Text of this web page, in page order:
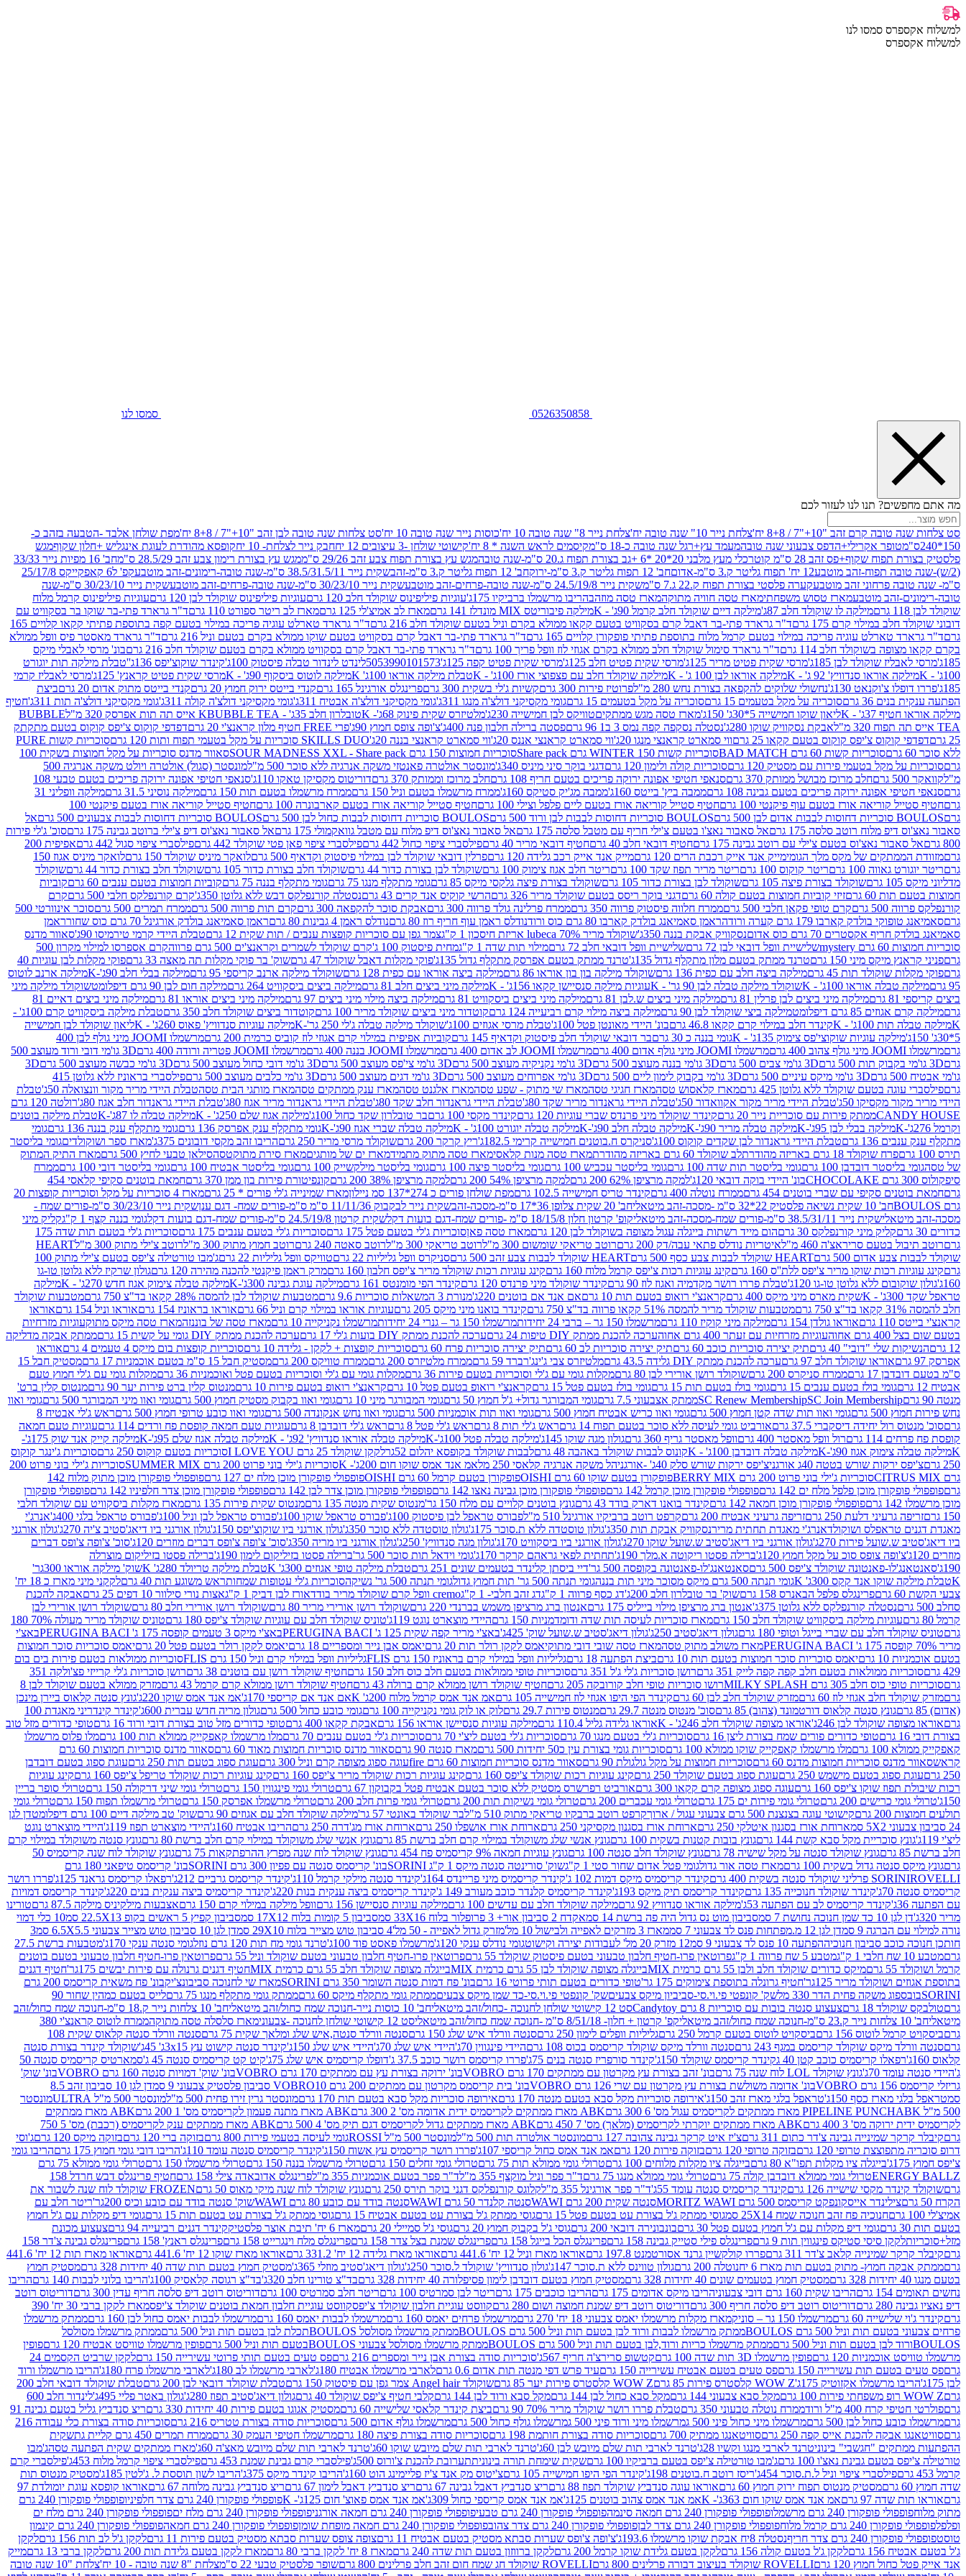
למשלוח אקספרס סמסו לנו
למשלוח אקספרס
0526350858 סמסו לנו
מה אתם מחפשים? תנו לנו לעזור לכם
סט צלחות שנה טובה קרם זהב "10+"7 / 8+8 יח' צלחת נייר 10" שנה טובה יח' צלחת נייר 8" שנה טובה 10 יח' כוסות נייר שנה טובה 10 יח' סט צלחות שנה טובה לבן זהב "10+"7 / 8+8 יח'
מפת שולחן אלבד -הטבעה בזהב כ-
150*240ס"מ
טופר אקרילי+הדפס צבעוני שנה טובהמעמד עץ+רגל שנה טובה כ-18 ס"מ קיסמים לראש השנה * 8 יח' קישוטי שולחן -3 עיצובים 12 יח חבק נייר לצלחת- 10 יח קופסא מהודרת לעוגת אינגליש +חלון שקוףמגש
פלסטיק בצורת תפוח שקוף+פס זהב 28 ס"מ קוטר
כלי מעץ מלבני 20*20 *6 +גב בצורת תפוח ג.20 ס"מ-שנה טובה מגש עץ בצורת תפוח צבע זהב 29/26 ס"מ מגש עץ בצורת רימון צבע זהב 28.5/29 ס"מ
חב' 16 מפיות נייר 33/33
(2/ש)-שנה טובה תפוח-זהב מוטבע
12 יח' תפוח גליטר ק.3 ס"מ-אדום חב' 12 תפוח גליטר ק.3 ס"מ-ירוק חב' 12 תפוח גליטר ק.3 ס"מ-זהב שקית נייר 38.5/31.5/11 ס"מ-שנה טובה-רימונים-זהב מוטבע
קפ' ל6 קאפקייקס 25/17/8
ס"מ- שנה טובה פרחוני זהב מוטבעקערה פלסטי בצורת תפוח ק.22 ג.7 ס"מ שקית נייר 24.5/19/8 ס"מ-שנה טובה-פרחים-זהב מוטבע שקית נייר 30/23/10 ס"מ-שנה טובה-פרחים-זהב מוטבע
שקית נייר 30/23/10 ס"מ-שנה
טובה-רימונים-זהב מוטבעמארז טסוש משפחתימארז טסה חוויה מתוקהמארז טסה מוזהבהריבו מרשמלו ברביקיו 175ג' עוגיות פיליפינוס שוקולד חלב 120 גרם עוגיות פיליפינוס שוקולד לבן 120 גרם
עוגיות פיליפינוס קרמל מלוח
שוקולד לבן 118 גרם
מילקה לו שוקולד חלב 87ג' מילקה דיים שוקולד חלב קרמל 90ג' - K מילקה פיבוריטס MIX מונדלז 141 גרם מארז לב אמיצ'לי 125 גרם מארז לב ריטר ספורט 110 גרם
ד"ר גרארד פתי-בר שוקו בר בסקוויט עם
דובוני שוקולד חלב במילוי קרם 175 גרם
ד"ר גרארד פתי-בר דאבל קרם בסקוויט בטעם קקאו ממולא בקרם וניל בטעם שוקולד חלב 216 גרם
ד"ר גרארד טארלט עוגיה פריכה במילוי בטעם קפה בתוספת פתיתי קקאו קלויים 165
גרםד"ר גרארד טארלט עוגיה פריכה במילוי בטעם קרמל מלוח בתוספת פתיתי פופקורן קלויים 165 גרם ד"ר גרארד פתי-בר דאבל קרם בסקוויט בטעם שוקו ממולא בקרם בטעם וניל 216 גרם
ד"ר גרארד מאסטר פיס וופל ממולא
בקרם קקאו מצופה בשוקולד חלב 114 גרם
ד"ר גרארד סימול שוקולד חלב ממולא בקרם אגוזי לוז וופל פריך 100 גרם ד"ר גרארד פתי-בר דאבל קרם בסקוויט ממולא בקרם בטעם שוקולד חלב 216 גרם
בונ' מרסי לאבלי מיקס
185ג' מרסי לאבליז שוקולד לבן 185ג' מרסי שקית פטיט מריר 125ג' מרסי שקית פטיט חלב 125ג' מרסי שקית פטיט קפה 125ג' 5053990101573לינדט לינדור טבלה פיסטוק 100ג' קינדר שוקוצ'יפס 136ג'
'טבלת מילקה תות יוגורט
100ג' - K
מילקה אוראו סנדוויץ' 92 ג' - K מילקה אוראו לבן 100 ג' - K מילקה שוקולד חלב עם פצפוצי אורז 100ג' - K טבלת מילקה אוראו 100ג' K מילקה לוטוס ביסקוף 90ג' - K מרסי שקית פטיט קראנץ' 125ג'
מרסי לאבליז קרמי
185ג' פררו דופלו צ'וקנאט 130ג' נחשולי שלוקים להקפאה בצורת נחש 280 מ"ל פרוטיז פירות 300 גרם קשיות ג'לי בשקית 300 גרם פרינגלס אורגינל 165 גרם קנדי בייטס ירוק חמוץ 20 גרם קנדי בייטס מתוק אדום 20 גרם
ביצת
הפתעה ענקית בנים 36 גרם
סוכריה על מקל בטעמים 15 גרם סוכריה על מקל בטעמים 15 גרם גומי מקסיקני דולצ'ה מנגו 311ג' גומי מקסיקני דולצ'ה אבטיח 311ג' גומי מקסיקני דולצ'ה קולה 311ג' גומי מקסיקני דולצ'ה תות 311ג'
חטיף
מילקה אוראו חטיף 37ג' - K
ליאון שוקו חמישייה 5*30ג' 150ג' מארז טסה מגש ממתקיםטוויקס לבן חמישייה 230ג' מלטיזרס שקית פינוק 68ג'- K טובלרון חלב 35ג' - K BUBBLE TEA אייס תה תות אפרסק 320 מ"ל
BUBBLE
TEA אייס תה תפוח 320 מ"ל
אבקת נסקוויק שוקו 280ג' נסטלה נסקפה קפה נמס 3 ב1 96 גרם פסטה ברילה חלבון פנה 400ג' צ'ופה צופס חמוץ 90ג' פרי FREE חטיף מלון קראנצ'י 20 גרם
דפדפי קוקוס צ'יפס קוקוס בטעם מתקתק
25 גרם
דפדפי קוקוס צ'יפס קוקוס בטעם קקאו 25 גרם ווי סמארט קראנצי מנגו 20ג' ווי סמארט קראנצי אננס 20ג' ווי סמארט קראנצי בננה 20ג' SKILLS DUO סוכריות על מקל בטעמי תפוח ותות 120 גרם
סוכריות קשות PURE
ללא סוכר 60 גרם
סוכריות קשות 60 גרם BAD MATCH סוכריות קשות WINTER 150 גרם Share pack סוכריות חמוצות 150 גרם SOUR MADNESS XXL - Share pack
סאוור מדנס סוכריות על מקל חמוצות בשקית 100
גרםסוכריות על מקל בטעמי פירות עם מסטיק 120 גרם סוכריות קולה ולימון 120 גרם דגני בוקר סיני מיניס 340ג' מונסטר אולטרה פאנטזי משקה אנרגיה ללא סוכר 500 מ"ל
מונסטר (סגול) אולטרה ויולט משקה אנרגיה 500
מ"לקוואקר 500 גרם חלב מרוכז מבושל ממותק 370 גרם סנאפי חטיפי אפונה ירוקה פריכים בטעם חריף 108 גרם חלב מרוכז וממותק 370 גרם דוריטוס מקסיקן טאקו 110ג'
סנאפי חטיפי אפונה ירוקה פריכים בטעם טבעי 108
גרםסנאפי חטיפי אפונה ירוקה פריכים בטעם גבינה 108 גרם ממבה ביץ' בייטס 160ג' ממבה מג'יק סטיקס 160ג' ממרח מרשמלו בטעם וניל 150 גרם ממרח מרשמלו בטעם תות 150 גרם מילקה נוסיני 31.5 גרם
מילקה וופליני 31
גרםחטיף סטייל קוריאה אורז בטעם עוף פיקנטי 100 גרם חטיף סטייל קוריאה אורז בטעם ליים פלפל וצילי 100 גרם חטיף סטייל קוריאה אורז בטעם קארבונרה 100 גרם
חטיף סטייל קוריאה אורז בטעם פיקנטי 100
גרםBOULOS סוכריות דחוסות לבבות אדום לבן 500 גרם BOULOS סוכריות דחוסות לבבות לבן ורוד 500 גרם BOULOS סוכריות דחוסות לבבות כחול לבן 500 גרם BOULOS סוכריות דחוסות לבבות צבעונים 500 גרם
אל
סאבור נאצ'וס דיפ מלוח רוטב סלסה 175 גרם
אל סאבור נאצ'ו בטעם צ'ילי חריף עם מטבל סלסה 175 גרם אל סאבור נאצ'וס דיפ מלוח עם מטבל גוואקמולי 175 גרם אל סאבור נאצ'וס דיפ צ'ילי ברוטב גבינה 175 גרם
סוכ' ג'לי פירות
800 גרם
אל סאבור נאצ'וס בטעם צ'ילי עם רוטב גבינה 175 גרם חטיף דובאי חלב 40 גרם חטיף דובאי מריר 40 גרם פילסברי ציפוי כחול 442 גרם פילסברי ציפוי פאן פטי שוקולד 442 גרם פילסברי ציפוי סגול 442 גרם
אפיפית 200
גרםמזוודת הממתקים של מקס מלך הגומימייק אנד אייק רכבת הרים 120 גרם מייק אנד אייק רכב גלידה 120 גרם פרלין דובאי שוקולד לבן במילוי פיסטוק וקדאיף 500 גרם לואקר מיניס שוקולד 150 גרם
לואקר מיניס אגוז 150
גרםריטר יוגורט גאווה 100 גרם ריטר קוקוס 100 גרם ריטר מריר תפוז שקד 100 גרם ריטר חלב אגוז צימוק 100 גרם שוקולד לבן בצורת כדור 44 גרם שוקולד חלב בצורת כדור 105 גרם שוקולד חלב בצורת כדור 44 גרם
שוקולד
מדליוני מיקס 105 גרם
שוקולד בצורת פיצה 105 גרם שוקולד לבן בצורת כדור 105 גרם שוקולד בצורת פיצה גלקסי מיקס 85 גרם גומי מתקלף מנגו 75 גרם גומי מתקלף בננה 75 גרם קוביות חמוצות בטעם ענבים 60 גרם
קוביות
חמוצות בטעם תות 60 גרם
זיזי קוביות חמוצות בטעם קולה 60 גרם דגני בוקר ריסס בטעם שוקולד מריר 326 גרם הרשי קוקיס אנד קרים 43 גרם נסטלה קורנפלקס דבש ללא גלוטן 350ג' קרם קורנפלקס חלבי 500 גרם
קרם
קורנפלקס פרווה 500 גרם
קרם טופי פקאן חלבי 500 גרם ממרח חלווה פיסטוק פרווה 350 גרם ממרח פרלינה גולד פרווה 300 גרם אבקת סוכר להקפאה 300 גרם קרם תות פרווה 500 גרם ממרח תמרים 500 גרם
סוכר אינוורטי 500
גרםסאמיאנג טופוקי בולדק קארבו 179 גרם קערה ורודה ראמן סאמיאנג בולדק קארבו 80 גרם כוס ורוד נודלס ראמן עוף חריף רוז 80 גרם נודלס ראמן 4 גבינות 80 גרם ראמן סאמיאנג בולדק אורגינל 70 גרם כוס שחור
ראמן
סאמיאנג בולדק חריף אקסטרים 70 גרם כוס אדום
נסקוויק אבקת בננה 350ג' שוקולד מריר 70% lubeca אריזת חיסכון 1 ק"ג צמר גפן עם סוכריות קופצות ענבים / תות שקית 12 גרם טבלת היידי קרמי טירמיסו 90ג'
סאוור מדנס
סוכריות חמוצות 60 גרם mystery
שלישיית וופל דובאי לבן 72 גרם שלישיית וופל דובאי חלב 72 גרם מילוי תות שדה 1 ק"ג מחית פיסטוק 100 ג' קרם שוקולד לשמרים וקראנצ'ים 500 גרם פרווה
קרם אספרסו למילוי מקרון 500
גרםפניני קראנץ מיקס מיני 150 גרם טרנד ממתק בטעם מלון מתקלף גדול 135ג' טרנד ממתק בטעם אפרסק מתקלף גדול 135ג' פוקי מקלות דאבל שוקולד 47 גרם שוק' בר פוקי מקלות תה מאצה 33 גרם
פוקי מקלות לבן עוגיות 40
גרםפוקי מקלות שוקולד תות 45 גרם מילקה ביצה חלב עם כפית 136 גרם שוקולד מילקה בון בון אוראו 86 גרם מילקה ביצה אוראו עם כפית 128 גרם שוקולד מילקה ארנב קריספי 95 גרם מילקה בבלי חלב 90ג'-K
מילקה ארנב לוטוס
95 גרם
מילקה טבלה אוראו 100ג' - K שוקולד מילקה טבלה לבן 90 גר' - K עוגיות מילקה סנסיישן קקאו 156ג' - K מילקה מיני ביצים חלב 81 גרם מילקה ביצים ביסקוויט 264 גרם מילקה חום לבן 90 גרם דיפלומט
שוקולד מילקה מיני
ביצים קריספי 81 גרם
מילקה מיני ביצים לבן פרלין 81 גרם מילקה מיני ביצים ש.לבן 81 גרם מילקה מיני ביצים ביסקוויט 81 גרם מילקה ביצה מילוי מיני ביצים 97 גרם מילקה מיני ביצים אוראו 81 גרם
מילקה מיני ביצים דאיים 81
גרםמילקה קרם אגוזים 85 גרם דיפלומט מילקה ביצי שוקולד לבן 90 גרם מילקה ביצה מילוי קרם רביעייה 124 גרם קוטדור מיני ביצים שוקולד מריר 100 גרם קוטדור ביצים שוקולד חלב 350 גרם
טבלת מילקה ביסקוויט קרם 100ג' -
Kמילקה טבלה תות 100ג' - K קינדר חלב במילוי קרם קקאו 46.8 גרם בונ' היידי מאונטן פטל 100ג' טבלת מרסי אגוזים 100ג' שוקולד מילקה טבלה ג'לי 250 גר'-K מילקה עוגיות סנדוויץ' פאוס 260ג' - K
ליאון שוקולד לבן חמישייה
5*30ג' 150ג'
מילקה עוגיות שוקוצי'פס צימוק 135ג' - K גומי בננה כ 30 גרם בר דובאי שוקולד חלב פיסטוק וקדאיף 145 גרם קוביות אפיפית במילוי קרם אגוזי לוז קוביס כרמית 200 גרם
מרשמלו JOOMI מיני גולף לבן 400
גרםמרשמלו JOOMI מיני גולף צהוב 400 גרם מרשמלו JOOMI מיני גולף אדום 400 גרם מרשמלו JOOMI לב אדום 400 גרם מרשמלו JOOMI בננה 400 גרם מרשמלו JOOMI פטריה ורודה 400 גרם
3D גו'מי דובי ורוד מעוצב 500
גרם3D גו'מי בקבוק תות 500 גרם 3D גו'מי צבים 500 גרם 3D גו'מי בננה מעוצב 500 גרם 3D גו'מי נקניקיה מעוצב 500 גרם 3D גו'מי צי'פס מעוצב 500 גרם 3D גו'מי דובי כחול מעוצב 500 גרם 3D גו'מי כבשה מעוצב 500 גרם
3D
גו'מי אבטיח 500 גרם
3D גו'מי מיקס עיניים 500 גרם 3D גו'מי בקבוק לימון ליים 500 גרם 3D גו'מי אפרוחים מעוצב 500 גרם 3D גו'מי דגים מעוצב 500 גרם 3D גו'מי כלבים מעוצב 500 גרם
פילסברי בראוניז ללא גלוטן 415
גרםפילסברי עוגה בטעם שוקולד ללא גלוטן 425 גרם מארז קלאסוש טסהמארז חגיגי טסהמארז שי מתוק - שפע טסהמארז אלגנט טסהמארז ענק ממתקים טסהמארז מותגי הבית טסהטבלת היידי מריר מקור וונצואלה 50ג'
טבלת
היידי מריר מקור מקסיקו 50ג'
טבלת היידי מריר מקור אקוואדור 50ג' טבלת היידי גראנדור מריר שקד 80ג' טבלת היידי גראנדור חלב שקד 80ג' טבלת היידי גראנדור מריר אגוז 80ג' טבלת היידי גראנדור חלב אגוז 80ג'
רולטה 120 גרם
CANDY HOUSEממתק פירות עם סוכריית נייר 20 גרם קינדר שוקולד מיני פרנדס שברי עוגיות 120 גרם קינדר מקסי 100 גרם בר טובלרון שקד כחול 100ג' מילקה אגוז שלם 250ג' - K מילקה טבלה לו 87ג'-K
טבלת מילקה בוטנים
וקרמל 276ג'-K
מילקה בבלי לבן 95ג'-K מילקה טבלה מריר 90ג'-K מילקה טבלה חלב 90ג'-K מילקה טבלה יוגורט 100ג' - K מילקה טבלה שברי אגוז 90ג'-K גומי מתקלף ענק אפרסק 136 גרם גומי מתקלף ענק בננה 136 גרם
גומי
מתקלף ענק ענבים 136 גרם
טבלת היידי גראנדור לבן שקדים קוקוס 100ג' סניקרס ח.בוטנים חמישייה קרימי 182.5ג' ריץ קרקר 200 גרם שוקולד מרסי מריר 250 גרם הריבו זהב מקסי דובונים 375ג' מארז ספר ושוקולדיםגומי בליסטר
תירס 100 גרם
פרח שוקולד 18 גרם באריזה מהודרת לב שוקולד 60 גרם באריזה מהודרת מארז טסה מנות קלאסימארז טסה מתוק מתמידמארז ים של מותגיםמארז סירת מתוקטסהסילאן טבעי לחיץ 500 גרם
מארז התיק המתוק
של טסהגומי בליסטר דובדבן 100 גרם גומי בליסטר תות שדה 100 גרם גומי בליסטר עכביש 100 גרם גומי בליסטר פיצה 100 גרם גומי בליסטר מילקשייק 100 גרם גומי בליסטר אבטיח 100 גרם גומי בליסטר דובי 100 גרם
ממרח
סיפקולוס 300 גרם CHOCOLAKE
בונ' היידי בוקה דובאי 120ג' למקה מרציפן 62% 200 גרם למקה מרציפן 54% 200 גרם למקה מרציפן 38% 200 גרם קונפיטורת פירות בון ממן 370 גרם
חמאת בוטנים סקיפי קלאסי 454
גרםחמאת בוטנים סקיפי עם שברי בוטנים 454 גרם ממרח נוטלה 400 גרם קינדר טריס חמישייה 102.5 גרם מפת שולחן פורים כ 274*137 סמ ניילון מארז שמינייה ג'לי פורים * 25 גרם
מארז 4 סוכריות על מקל וסוכריות קופצות 20
גרם BOULOS
חב' 10 שקית נשיאה פלסטיק 22*32 ס"מ -מסכה-זהב מיטאלי חב' 20 שקית צלופן 36*17 ס"מ-מסכה-זהב שקית נייר לבקבוק 11/11/36 ס"מ ס"מ-פורים שמח- דגם ענן
שקית נייר 30/23/10 ס"מ-פורים שמח -
מסכה-זהב מיטאלישקית נייר 38.5/31/11 ס"מ-פורים שמח-מסכה-זהב מיטאלי קופ' קרטון חלון 18/15/8 ס"מ -פורים שמח-דגם בועות דקל שקית קרטון 24.5/19/8 ס"מ-פורים שמח-דגם בועות דקל גומי בננה קצף 1 ק"ג
קליק מיני
כדורים 30 גרם
קליק מיני קורנפלקס 30 גרם הום מייד רשתות בייגלה עגול מצופה בשוקולד לבן 120 גרם מארז טסה פאןסוכריות ג'לי בטעם פטל 175 גרם סוכריות ג'לי בטעם ענבים 175 גרם
סוכריות ג'לי בטעם תות שדה 175
גרםרוטב תיבול בטעם סריראצ'ה 460 מ"ל איטריות נודלס פתאי עבה/דק 200 גרם רוטב טריאקי שומשום 300 מ"ל רוטב טריאקי 300 מ"ל רוטב סאטה 240 גרם רוטב חמוץ מתוק 300 מ"ל רוטב צ'ילי מתוק 300 מ"ל
HEART
שוקולד לבבות צבע אדום 500 גרם
HEART שוקולד לבבות צבע כסף 500 גרם HEART שוקולד לבבות צבע זהב 500 גרם סניקרס וופל גליליות 22 גרם טוויקס וופל גליליות 22 גרם
ג'מבו טורטילה צ'יפס בטעם צ'ילי מתוק 100
גרםקינג עוגיות רכות שוקו מריר צ'יפס ללת''ס 160 גרם קינג עוגיות רכות צ'יפס קרמל מלוח 160 גרם קינג עוגיות רכות שוקולד מריר צ'יפס חלבון 160 גרם מרק ראמן פיקנטי להכנה מהירה 120 גרם
גולון שרקיז ללא גלוטן טו-גו
160ג' גולון שוקובום ללא גלוטן טו-גו 120ג' טבלת פררו רושר מקדמיה ואגוז לוז 90 גרם קינדר שוקולד מיני פרנדס 120 גרם קינדר הפי מומנטס 161 גרם מילקה עוגת גבינה 300ג'-K מילקה טבלה צימוק אגוז חדש 270ג' - K
מילקה
טראפל שקד 300ג' - K
שקית מארס מיני מיקס 400 גרם קראנצ'י רואופ בטעם תות 10 גרם אם אנד אם בוטנים 220ג' מנורת 3 המשאלות סוכריות 9.6 גרם מטבעות שוקולד לבן להמסה 28% קקאו בד"צ 750 גרם
מטבעות שוקולד
חלב להמסה 31% קקאו בד"צ 750 גרם
מטבעות שוקולד מריר להמסה 51% קקאו פרווה בד"צ 750 גרם קינדר בואנו מיני מיקס 205 גרם עוגיות אוראו במילוי קרם וניל 66 גרם אוראו בראוניז 154 גרם אוראו וניל 154 גרם
אוראו
קראנצ'י בייטס 110 גרם
אוראו גולדן 154 גרם מילקה מיני קוקיז 110 גרם מרשמלו 150 גר – ברבי 24 יחידות מרשמלו 150 גר – גנרי 24 יחידות מרשמלו נקניקייה 10 גרם מארז טסה של בוננזהמארז טסה מיקס מתוקעוגיות מזרחיות
בטעם שום בצל 400 גרם אחוה
עוגיות מזרחיות עם זעתר 400 גרם אחוה ערכה להכנת ממתק DIY טיפות 24 גרם ערכה להכנת ממתק DIY בועות ג'לי 17 גרם ערכה להכנת ממתק DIY גומי על קשית 15 גרם
ממתק אבקה מדליקה
12 גרם
הנשיקות שלי "דובי" 40 גרם תיק יצירה סוכריות כוכב 60 גרם תיק יצירה סוכריות לב 60 גרם תיק יצירה סוכריות פרח 60 גרם סוכריות קופצות + לקקן - גלידה 10 גרם סוכריות קופצות בום מיקס 4 טעמים 4 גרם
אוראו
אפרסק 97 גרם
אוראו שוקולד חלב 97 גרם ערכה להכנת ממתק DIY גלידה 43.5 גרם מלטיזרס צבי ג'ינג'רברד 59 גרם ממרח מלטיזרס 200 גרם ממרח טוויקס 200 גרם מסטיק חבל 15 ס"מ בטעם אוכמניות 17 גרם
מסטיק חבל 15
ס"מ בטעם דובדבן 17 גרם
ממרח סניקרס 200 גרם שוקולד רושן אורירי לבן 80 גרם מקלות גומי עם ג'לי וסוכריות בטעם פירות 36 גרם מקלות גומי עם ג'לי וסוכריות בטעם פטל ואוכמניות 36 גרם
מקלות גומי עם ג'לי חמוץ טעם
אבטיח 12 גרם
גומי בולז בטעם ענבים 15 גרם גומי בולז בטעם תות 15 גרם גומי בולז בטעם פטל 15 גרם קראנצ'י רואופ בטעם פטל 10 גרם קראנצ'י רואופ בטעם פירות 10 גרם מנטוס קלין ברט פירות יער 90 גרם
מנטוס קלין ברט'
מנטה 90 גרם
SC Renew MembershipSC Join Membership ממתק אצבעוני 7.5 גרם גומי המבורגר גדול+ ג'ל חמוץ 50 גרם גומי המבורגר מיני 10 גרם גומי ואוו בקבוק מסטיק חמוץ 500 גרם גומי ואוו מיני המבורגר 500 גרם
גומי ואוו
נחש פירות חמוץ 500 גרם
גומי ואוו תות שדה קטן חמוץ 500 גרם גומי ואוו כריש אבטיח חמוץ 500 גרם גומי ואוו תות אוכמניות 500 גרם גומי ואוו נחש אנקונדה 500 גרם גומי ואוו כובע טרופי חמוץ 500 גרם
ראש ג'לי אבטיח 8
גרםסוכ' מנטוס רול יחידה דיסקברי 37.5 גרם אורביט גומי לעיסה ללא סוכר בטעם תפוח 14 גרם ראש ג'לי תות 8 גרם ראש ג'לי פטל 8 גרם ראש ג'לי דובדבן 8 גרם עוגיות טעם חמאה קופסת פח ורדים 114 גרם
עוגיות טעם חמאה
קופסת פח פרחים 114 גרם
רול וופל מאסטר 400 גרם וופל מאסטר גריף 360 גרם גולון מגה שוקו 145ג' מילקה טבלה פטל 100ג'-K מילקה טבלה אוראו סנדוויץ' 92ג' - K מילקה טבלה אגוז שלם 95ג'-K
מילקה קייק אנד שוק 175ג'-
Kמילקה טבלה צימוק אגוז 90ג'-K מילקה טבלה דובדבן 100ג' - K קונוס לבבות שוקולד באהבה 48 גרם לבבות שוקולד בקופסא יהלום 52גר לקקן שוקולד 25 גרם I LOVE YOU סוכריות בטעם קוקוס 250 גרם
סוכריות ג'ינגר קוקוס
250 גרם
צ'יפס ירקות שורש בטטה 40ג אורגני צ'יפס ירקות שורש סלק 40ג' -אורגני הל משקה אנרגיה קלאסי 250 מל אמ אנד אמס שוקו חום 200ג'- K סוכריות ג'ילי בוני פרוט 200 גרם SUMMER MIX
סוכריות ג'ילי בוני פרוט 200
גרם CITRUS MIX
סוכריות ג'ילי בוני פרוט 200 גרם BERRY MIX פופקורן בטעם שוקו 60 גרם OISHI פופקורן בטעם קרמל 60 גרם OISHI פופפולי פופקורן מוכן מלח ים 127 גרם
פופפולי פופקורן מוכן מתוק מלוח 142
גרםפופפולי פופקורן מוכן פלפל מלח ים 142 גרם פופפולי פופקורן מוכן קרמל 142 גרם פופפולי פופקורן מוכן גבינה נאצו 142 גרם פופפולי פופקורן מוכן צדר לבן 142 גרם פופפולי פופקורן מוכן צדר חלפיניו 142 גרם
פופפולי פופקורן
מוכן מרשמלו 142 גרם
פופפולי פופקורן מוכן חמאה 142 גרם קינדר בואנו דארק בודד 43 גרם גונץ בוטנים קלויים עם מלח 150 גר' מנטוס שקית מנטה 135 גרם מנטוס שקית פירות 135 גרם
מארז מקלות ביסקוויט עם שוקולד חלבי
150 גרם
זריפה גרעיני דלעת 250 גרם זריפה גרעיני אבטיח 200 גרם קרפט רוטב ברביקיו אורגינל 510 מ"ל פבורס טראפל לבן פיסטוק 100ג' פבורס טראפל שוקו 100ג' פבורס טראפל לבן וניל 100ג' פבורס טראפל בלגי 400ג'
אנרג'י
מאגדת דגנים טראפלס ושוקולדאנרג'י מאגדת תחתית מרירנסקוויק אבקת תות 350ג' גולון טוסטדה ללא ת.סוכר 175ג' גולון טוסטדה ללא סוכר 350ג' גולון אורגני ביו שוקוצ'יפס 150ג' גולון אורגני ביו דיאג'סטיב צ'יה 270ג'
גולון אורגני
ביו דיאג'סטיב ש.שועל פירות 270ג'
גולון אורגני ביו דיאג'סטיב ש.שועל שוקו 270ג' גולון אורגני ביו ביסקוויט 170ג' גולון מגה סנדוויץ' 250ג' גולון אורגני ביו מריה 350ג' סוכ' צ'ופה צ'ופס דברים מוזרים 120ג'
סוכ' צ'ופה צ'ופס דברים
מוזרים 120ג'
צ'ופה צופס סוכ על מקל חמוץ 120ג' ברילה פסטו ריקוטה א.מלך 190ג' תחתית לפאי גראהם קרקר 170ג' גומי וידאל תות סוכר 500 גר' ברילה פסטו בזיליקום לימון 190ג'
ברילה פסטו בזיליקום מוצרלה
190ג' סאנטאנג'לו-פאנטונה שוקולד צ'יפס 500 גרם סאנטאנג'לו-פאנטונה בקופסה 500 גר' דיי ביסתן קלינדר בטעמים שונים 251 גרם טבלת מילקה טופי אגוזים 300ג' K טבלת מילקה טריולד 280ג' K
שוק' מילקה אוראו 300גר'
Kטבלת מילקה שוקו אנד קקס 300ג' K גומי תנתה 500 גרם מיקס מסוכר מיני תות בננה גומי תנתה 500 גר' תות חמוץ גדול גומי תנתה 500 גר' נשיקה סוכריות ג'לי עטופות שמחותראש משוגע תות 40 גרם
לקקני מיני מארז כ 18 יח'
צבעי הקשת 60 גרם
פרינגלס פלפל הבאנרס 158 גרם שוק' בר טובלרון חלב 200ג' דג כסף פרווה 1 ק"ג דג זהב חלבי- 1 ק"ג cremo וופל קרם שוקולד מריר בודד אורז לבן דביק 1 ק"ג אצות נורי סילוור 10 דפים 25 גרם
אבקה להכנת
סחלב 500 גרם
נסטלה קורנפלקס ללא גלוטן 375ג' אנטון ברג מרציפן מילוי בייליס 175 גרם אנטון ברג מרציפן משמש בברנדי 220 גרם שוקולד רושן אורירי מריר 80 גרם שוקולד רושן אורירי חלב 80 גרם
שוקולד רושן אורירי לבן
קרמל 80 גרם
עוגיות מילקה ביסקוויט שוקולד חלב 150 גרם מארז סוכריות לעיסה תות שדה ודומדמניות 150 גרם היידי מוצארט נוגט 119ג' טוניס שוקולד חלב עם עוגיות שוקולד צ'יפס 180 גרם
טוניס שוקולד מריר מעולה 70% 180
גרםטוניס שוקולד חלב עם שברי בייגל וטופי 180 גרם גולון דיאג'סטיב 250ג' גולון דיאג'סטיב ש.שועל שוק' 425ג' באצ'י מריר קפה שקית 125 ג' PERUGINA BACI באצ'י מיקס 3 טעמים קופסה 175 ג' PERUGINA BACI
באצ'י
מריר 70% קופסה 175 ג' PERUGINA BACI
מארז משולב מתוק טסהמארז טסה שובי דובי מתוקיאמס לקקן רולר תות 20 גרם יאמס אבן נייר ומספריים 18 גרם יאמס לקקן רולר בטעם פטל 20 גרם
יאמס סוכריות סוכר חמוצות
בטעם אוכמניות 10 גרם
יאמס סוכריות סוכר חמוצות בטעם תות 10 גרם ביצת הפתעה 18 גרם גליליות וופל במילוי קרם בראוניז 150 גרם FLIS גליליות וופל במילוי קרם וניל 150 גרם FLIS
סוכריות ממולאות בטעם פירות בים בום
429 גרם
סוכריות ממולאות בטעם חלב קפה קפה לייק 351 גרם רושן סוכריות ג'לי ג'ל 351 גרם סוכריות טופי ממולאות בטעם חלב כוס חלב 150 גרם חטיף שוקולד רושן עם בוטנים 38 גרם
רושן סוכריות ג'לי קרייזי פצ'ולקה 351
גרםסוכריות טופי כוס חלב 305 גרם MILKY SPLASH רושו סוכריות טופי חלב קורובקה 205 גרם חטיף שוקולד רושן ממולא קרם ברולה 43 גרם חטיף שוקולד רושן ממולא קרם קרמל 43 גרם
מזרק ממולא בטעם שוקולד לבן 8
גרםמזרק שוקולד חלב אגוזי לוז 60 גרם מזרק שוקולד חלב לבן 60 גרם קינדר הפי היפו אגוזי לוז חמישייה 105 גרם אמ אנד אמס קרמל מלוח 200ג' K אם אנד אם קריספי 170ג' אמ אנד אמס שוקו 220ג'
גונץ סנטה קלאוס ביירן מינכן
(אדום) 85 גרם
גונץ סנטה קלאוס דורטמונד (צהוב) 85 גרם סוכ' מנטוס מנטה 29.7 גרם מנטוס פירות 29.7 גרם לוק או לוק גומי נקניקייה 100 גרם גומי כובע כחול 500 גרם גולון מריה חדש עברית 600ג'
קינדר קינדריני מאגדת 100
גרםאוראו מצופה שוקולד לבן 246ג' אוראו מצופה שוקולד חלב 246ג' - K אוראו גלידה גליל 110.4 גרם מילקה עוגיות סנסיישן אוראו 156 גרם אבקת קקאו 400 גרם טופי כדורים מזל טוב בצורת דובי ורוד 16 גרם
טופי כדורים מזל טוב
בצורת דובי 16 גרם
טופי כדורים פורים שמח בצורת ליצן 16 גרם סוכריות ג'לי בטעם מנגו 70 גרם סוכריות ג'לי בטעם ליצ'י 70 גרם סוכריות ג'לי בטעם ענבים 70 גרם מלו מרשמלו קאפקייק ממולא תות 100 גרם
מלו פלוס מרשמלו
קאפקייק ממולא 100 גרם
מלו מרשמלו קאפקייק שוקו ממולא 100 גרם סוכריות גומי בצורת עין כ50 יחידות 500 גרם מארז סנטה 90 גרם סאוור מדנס סוכריות חמוצות מאוד 60 גרם
סאוור מדנס סוכריות חמוצות 60 גרם
קראשסאוור מדנס סוכריות חמוצות מדנס 60 גרם סוכריות חמוצות על מקל גולגולת 90 גרם סאוור מדנס סוכריות חמוצות 60 גרם fire עוגה ספוג מצופה קרם וניל 300 גרם עוגת ספוג בטעם תות 250 גרם
עוגת ספוג בטעם דובדבן
250 גרם
עוגת ספוג בטעם מישמש 250 גרם עוגת ספוג בטעם שוקולד 250 גרם קינג עוגיות רכות שוקולד צ'יפס 160 גרם קינג עוגיות רכות שוקולד מריר צ'יפס 160 גרם קינג עוגיות רכות שוקולד טריפל צ'יפס 160 גרם
קינג עוגיות
רכות שיבולת תפוז שוקו צ'יפס 160 גרם
עוגה ספוג מצופה קרם קקאו 300 גרם אורביט רפרשרס מסטיק ללא סוכר בטעם אבטיח פטל בקבוקון 67 גרם טרולי גומי פינגווין 150 גרם טרולי גומי שיני דרקולה 150 גרם
טרולי סופר בריין
150ג' טרולי גומי כרישים 200 גרם טרולי גומי פירות ים 175 גרם טרולי גומי עכברים 200 גרם טרולי גומי נשיקות תות 200 גרם טרולי גומי פרות חלב 200 גרם טרולי מרשמלו אפרסק 150 גרם טרולי מרשמלו תפוח 150 גרם
טרולי גומי
תולעים חמוצות 200 גרם
קישוטי עוגה בצנצנת 500 גרם צבעוני עגול / ארוך קרפט רוטב ברבקיו טריאקי מתוק 510 מ"ל בר שוקולד באונטי 57 גר' מילקה שוקולד חלב עם אגוזים 90 גרם שוק' טב מילקה דיים 100 גרם דיפלומט
דן לגן
24 סביבון צבעוני 5X2 סמ
ארוחת אורז בסגנון איטלקי 250 גרם ארוחת אורז בסגנון מקסיקני 250 גרם ארוחת אורז אושפלו 250 גרם ארוחת אורז מג'דרה 250 גרם הריבו אבטיח 160ג' היידי מוצארט תפוז 119ג'
היידי מוצארט נוגט
ליצ'י 119ג'
גונץ סוכריית מקל סבא קשת 144 גרם גונץ בובות קטנות בשקית 100 גרם גונץ אנשי שלג משוקולד במילוי קרם חלב ברשת 85 גרם גונץ אנשי שלג משוקולד במילוי קרם חלב ברשת 80 גרם
גונץ סנטה משוקולד במילוי קרם
חלב ברשת 85 גרם
גונץ שוקולד סנטה על מקל שישיה 78 גרם גונץ שוקולד חלב סנטה 100 גרם גונץ עוגיות חמאה 9% קריסמיס פח 454 גרם גונץ שוקולד לוח שנה מפרץ ההרפתקאות 75 גרם
גונץ שוקולד לוח שנה קריסמיס 50
גרםגונץ מיקס סנטה גדול בשקית 100 גרם מארז טסה אור גדולגומי פטל אדום שחור סטי 1 ק"ג שוק' סורינטה סנטה מיקס 1 ק"ג SORINI בונ' קריסמס סנטה עם פפיון 300 גרם SORINI
בונ' קריסמס טיפאני 180 גרם
SORINIROVELLI פרליני שוקולד סנטה בשקית 400 גרם קינדר קריסמיס מיקס דמות 102 ג' קינדר קריסמיס מיני פריינדס 164ג' קינדר סנטה מילקי קרמל 110ג' קינדר קריסמס גרביים 212ג' רפאלו קריסמס גראנד 125ג'
פררו רושר
קריסמיס סנטה 70ג'
קינדר שוקולד חנוכייה 135 גרם קינדר קריסמס תיק מיקס 193ג' קינדר קריסמיס קלנדר כוכב מעורב 149 ג' קינדר קריסמיס ביצה ענקית בנות 220ג' קינדר קריסמיס ביצה ענקית בנים 220ג'
קינדר קריסמס דמויות
עם הפתעה 36ג'
קינדר קריסמיס לב עם הפתעה 53ג' מילקה אוראו סנדוויץ 92 גרם מילקה שוקולד חלב עם עדשים 100 גרם מילקה עוגיות סנסיישן 156 גרם וופל מילקה במילוי קרם 150 גרם אצבעות מילקיניס מילקה 87.5 גרם
טורינו
מריר 320ג'
דן לגן 10 כד שמן חנוכה נחושת 7 סמ סביבון מוט נס גדול היה פה ברשת 14 סמ אקדח 2 סביבון אור+ 3 פרופלור בלוח 33X16 סמ סביבון 5 קומות בלוח 17X12 סמ סביבון קפיץ 5 ראשים בקופ 22.5X13 סמ
10 כלי דמוי
נורה למילוי עם הברגה 9 סמ
דן לגן 12 מ.מפתחות פנס לד צבעוני 7 סמ מארז 3 מזרקים לאפייה ולבישול 10 מל' מזרק גדול לאפייה - 50 מל' 4 סביבון טוש מצייר בלוח 29X10 סמ דן לגן 10 סביבון טוש מצייר צבעוני 6.5X5.5 סמ
3
חותכן חנוכה כוכב סביבון חנוכיההפתעה 10 פנס לד צבעוני 9 סמ 12 מזרק 20 מל' לעבודות יצירה וקישוט גומי נודלס ענקי 120ג' מרשמלו פאסט פוד 100ג' טרנד גומי מח תות 120 גרם נוזל גומי סנטה ענקי 170ג'
מטבעות ברשת 27.5
גרםמטבע 10 שח חלבי 1 ק"ג מטבע 5 שח פרווה 1 ק"ג פרוטאין פרו-חטיף חלבון טבעוני בטעם פיסטוק שוקולד 55 גרם פרוטאין פרו-חטיף חלבון טבעוני בטעם שוקולד וניל 55 גרם
פרוטאין פרו-חטיף חלבון טבעוני בטעם בוטנים
קרמל ושוקולד 55 גרם
מיקס כדורים שוקולד חלב ולבן 55 גרם כרמית MIX בייגלה מצופה שוקולד לבן 55 גרם כרמית MIX בייגלה מצופה שוקולד חלב 55 גרם כרמית MIX חטיף דגנים גרנולה עם פירות יבשים 175גר'
חטיף דגנים
בתוספת אגוזים ושוקולד מריר 125גר'
חטיף גרונלה בתוספת צימוקים 175 גר' טופי כדורים בטעם תותי פרוטי 16 גרם בונ' פח דמות סנטה השומר 350 גרם SORINI מארז שי לחנוכה סביבונצ'יק
בונ' פח משאית קריסמס 200 גרם
SORINIבובספוג משקה פחית הדר 330 מל שק' קונפטי פי.וי.סי-סביביון מיקס צבעיםשק' קונפטי פי.וי.סי-כד שמן מיקס צבעיםממתק גומי מתקלף מיקס 60 גרם ממתק גומי מתקלף מנגו 75 גרם
לייס בטעם כמהין שחור 90
גרםטולבקס שוקולד 18 גרם צעצוע סנטה בובות עם סוכריות 8 גרם Candytoy סט 12 קישוטי שולחן לחנוכה -כחול/זהב מיטאלי חב' 10 כוסות נייר-חנוכה שמח כחול/זהב מיטאלי
חב' 10 צלחות נייר ק.18 ס"מ-חנוכה שמח כחול/זהב
מיטאליחב' 10 צלחות נייר ק.23 ס"מ-חנוכה שמח כחול/זהב מיטאלי קפ' קרטון + חלון- 8/51/18 ס"מ -חנוכה שמח כחול/זהב מיטאלי סט 12 קישוטי שולחן לחנוכה -צבעוני מארז סלסלה טסה מתוקה
ממרח לוטוס קראנצ'י 380
גרםביסקויט קרמל לוטוס 156 גרם ביסקויט לוטוס בטעם קרמל 250 גרם גליליות וופלים לימון 250 גרם סנטה וורלד איש שלג 150 גרם סנטה וורלד סנטה,איש שלג ומלאך שקית 75 גרם
סנטה וורלד סנטה קלאוס שקית 108
גרםסנטה וורלד מיקס שוקולד קריסמס במגף 243 גרם סנטה וורלד מיקס שוקולד קריסמס בכוס 108 גרם היידי פינגווין 70ג' היידי איש שלג 70ג' היידי איש שלג 150ג' קינדר סנטה קישוט עץ 3x15ג' 45ג'
שוקולד קינדר בצורת סנטה
קלאוס 160ג'
רפאלו קריסמיס כוכב קטן 40 ג קינדר קריסמס שוקולד 150ג' קינדר סורפריז סנטה בנים 75ג' פררו קריסמס רושר כוכב 37.5 ג' דופלו קריסמיס איש שלג 75ג' קיט קט קריסמיס סנטה 45 ג'
סמארטיס קריסמיס סנטה 50
ג'היידי סנטה עומד 70ג' גונץ שוקולד LOL לוח שנה 75 גרם בונ' זהב בצורת עץ מקרטון עם ממתקים 170 גרם VOBRO בונ' ירוקה בצורת עץ עם ממתקים 170 גרם VOBRO בונ' שוק' דמויות סנטה 160 גרם VOBRO
בונ' שוק'
גריזלי קריסמס 156 גרם VOBRO
בונ' אדומה משולשת בצורת עץ מקרטון עם שרי 126 גרם VOBRO בונ' בית קריסמס מקרטון עם ממתקים 200 גרם VOBRO 10 סביבון פלסטיק צבעוני 9 סמ
דן לגן 10 סביבון זהב 8.5
סמטראפל בלגי מארז כסף 150ג' טראפל בלגי מארז זהב 150ג' אירופה סוכריות מקל סבא בטעם מנטה 170 גרם אירופה סוכריות מקל סבא בטעם תות 170 גרם מונסטר גרין זירו פחית 500 מ"ל מונסטר 500 מ"ל ULTRA
מונסטר
500 מ"ל PIPELINE PUNCH
ABK מארז ממתקים לקריסמיס עגול מס' 6 300 גרם ABK מארז ממתקים לקריסמיס ידית אדומה מס' 2 300 גרם ABK מארז מתנה פעמון לקריסמיס מס' 1 200 גרם
ABK מארז ממתקים
לקריסמיס ידית ירוקה מס' 3 400 גרם
ABK מארז ממתקים יוקרתי לקריסמיס (מלאך) מס' 7 450 גרם ABK מארז ממתקים גדול לקריסמיס דגם תיק מס' 4 500 גרם
ABK מארז ממתקים ענק לקריסמיס (רכבת) מס' 5 750
גרםקיבלר קרקר שמינייה גבינה צ'דר כתום 311 גרם צ'יז איט קרקר גבינה צהובה 127 גרם מונסטר אולטרה תות 500 מ"ל מונסטר 500 מ"ל ROSSI גומי לעיסה בטעמי פירות 800 גרם בזוקה ברי 120 גרם בזוקה מיקס 120 גרם
ג'וסי
דרופ סוכריה מתפוצצת טרופי 120 גרם
בזוקה טרופי 120 גרם בזוקה פירות 120 גרם אמ אנד אמס כחול קריספי 107ג' פררו רושר קריסמיס עץ אשוח 150ג' קינדר קריסמיס סנטה עומד 110ג' הריבו דובי גומי חמוץ 175 גרם
הריבו גומי
צ'יפס חמוץ 175ג'
בייגלה ציו מקלות תפו"א 80 גרם בייגלה ציו מקלות מלוחים 100 גרם טרולי גומי ממולא תות 75 גרם טרולי גומי זחלים 150 גרם טרולי מרשמלו בננה 150 גרם טרולי מרשמלו 150 גרם
טרולי גומי ממולא 75 גרם
ENERGY BALLZטרולי גומי ממולא דובדבן קולה 75 גרם טרולי גומי ממולא מנגו 75 גרם ד"ר פפר וניל מוקצף 355 מ"ל ד"ר פפר בטעם אוכמניות 355 מ"ל פרינגלס אדובאדה צילי 158 גרם
חטיף פרינגלס דבש חרדל 158
גרםשוקולד קינדר מקסי שישייה 126 גרם קינדר קריסמיס סנטה עומד 55ג' ד"ר פפר אורגינל 355 מ"ל קלוגס קורנפלקס דגני בוקר תירס 250 גרם גונץ שוקולד לוח שנה מיקי מאוס 50 גרם
FROZEN שוקולד לוח שנה לשבור את
הקרח 50 גרם
צילינדר אייסקונפקט קריסמס 500 גרם MORITZ WAWI סנטה שקית 200 גרם WAWI סנטה קלנדר 50 גרם WAWI סנטה בודד עם כובע 80 גרם WAWI שוק' סנטה בודד עם כובע וכיס 200גר'
ריטר חלב עם
אמיצ'לי 100 גרם
חנוכיה פח זהב חנוכה שמח 25X14 סמ גוסי ממתק ג'ל בצורת עט בטעם פטל 15 גרם גוסי ממתק ג'ל בצורת עט בטעם אבטיח 15 גרם גוסי ממתק ג'ל בצורת עט בטעם תות 15 גרם
גומי דיפ מקלות עם ג'ל חמוץ
בטעם תות 30 גרם
גומי דיפ מקלות עם ג'ל חמוץ בטעם פטל 30 גרם בונבונירה דובאי 200 גרם גוסי ג'ל בקבוק חמוץ 20 גרם גוסי ג'ל סמיילי 20 גרם מארז 6 יח' תיבת אוצר פלסטיק קינדר דגנים רביעייה 94 גרם
צעצוע מכונת
מזל+סוכריותלקקן סיסי סטיקס פינגווין תות 9 גרם פרינגלס פילי סטייק גבינה 158 גרם פרינגלס הכל בייגל 158 גרם פרינגלס שמנת בצל צדר 158 גרם פרינגלס מלח וינגרייט 158 גרם פרינגלס ראנץ' 158 גרם
פרינגלס גבינה צ'דר 158
גרםקיבלר קרקר שמינייה קלאב צ'דר 311 גרם פררו קולקשיין גרנד אסורטמנט 197.8 גרם אוראו מארז וניל 12 יח' 441.6 גרם אוראו מארז גלידה 12 יח' 331.2 גרם אוראו מארז שוקו 12 יח' 441.6 גרם
אוראו מארז תות 12 יח' 441.6
גרםממתק אבקה חמוץ- מתוק בטעם תות מארז 6 יח נוטלה 200 גרם גולון טווינס ללא ת.סוכר 147ג' גולון סנדוויץ' שוקולד ל.סוכר 250ג' גולון דיאג'סטיב מוזלי 365ג' מסטיק חמוץ בטעם תות שדה 40 יחידות 328 גרם
מסטיק חמוץ
בטעם מנגו 40 יחידות 328 גרם
מסטיק חמוץ בטעמים שונים 40 יחידות 328 גרם מסטיק חמוץ בטעם דובדבן לימון פסיפלורה 40 יחידות 328 גרם בד"צ טורינו חלב 320ג' בד"צ רגוסה קלאסיק 100ג' הריבו בלוני לבבות 140 גרם
הריבו
נחשים תאומים 154 גרם
הריבו שקית 160 גרם דובי צבעוני הריבו מיקס אדומים 175 גרם הריבו כוכבים 175 גרם ריטר לבן סמרטיס 100 גרם ריטר חלב סמרטיס 100 גרם דוריטוס רוטב דיפ סלסה חריף עדין 300 גרם
דוריטוס רוטב
דיפ נאציו גבינה 280 גרם
דוריטוס רוטב דיפ סלסה חריף 300 גרם דוריטוס רוטב דיפ שמנת חמוצה ושום 280 גרם קווסט עוגיית חלבון שוקולד צ'יפסקווסט עוגיית חלבון חמאת בוטנים שוקולד צ'יפס
מארז לקקן ברבי 30 יח' 390
גרםקינדר ג'וי שלישייה 60 גרם מרשמלו 150 גר – סוניק מארז מקלות מרשמלו יאמס צבעוני 18 יח' 270 גרם מרשמלו פרחים יאמס 160 גרם מרשמלו לבבות יאמס 160 גרם מרשמלו לבבות יאמס כחול לבן 160 גרם
ממתק מרשמלו
פרחים צבעוני בטעם תות וניל 500 גרם BOULOS
ממתק מרשמלו לבבות ורוד לבן בטעם תות וניל 500 גרם BOULOS ממתק מרשמלו מסולסל BOULOSתכלת לבן בטעם תות וניל 500 גרם
ממתק מרשמלו מסולסל
BOULOSורוד לבן בטעם תות וניל 500 גרם
ממתק מרשמלו כריות ורוד,לבן בטעם תות וניל 500 גרם BOULOS ממתק מרשמלו מסולסל צבעוני BOULOSבטעם תות וניל 500 גרם פופין מרשמלו טוויסט אבטיח 120 גרם
פופין
מרשמלו טוויסט אוכמניות 120 גרם
פופין מרשמלו 3D תות שדה 100 גרם קטשופ סרירצ'ה חריף 567ג' סוכריות סודה בצורת אבן נייר ומספרים 216 גרם פס טעים בטעם תותי פרוטי עשירייה 150 גרם
לקקן שרביט הקסמים 24
גרםפס טעים בטעם תות עשירייה 150 גרם פס טעים בטעם אבטיח עשירייה 150 גרם עיד פרש דפי מנטה תות אדום 0.6 גרם לארבי מרשמלו אבטיח 180ג' לארבי מרשמלו לב 180ג' לארבי מרשמלו פרח 180ג'
הריבו מרשמלו ורוד
לבן 175ג'
הריבו מרשמלו אקזוטיק 175ג' WOW Z קלסטרס פירות 85 גרם WOW Z קלסטרס פירות יער 85 גרם שוקולד Angel hair צמר גפן עם פיסטוק 150 גרם טבלת שוקולד דובאי לבן 200 גרם
טבלת שוקולד דובאי חלב 200
גרםWOW Z רופ משפחתי פירות 100 גרם מקל סבא צבעוני 144 גרם מקל סבא כחול לבן 144 גרם מקל סבא ורוד לבן 144 גרם קלבי חטיף צ'יפס שוקולד 40 גרם גולון דיאג'סטיב תפוז 280ג' גולון באטר פליי 495ג'
לינדור חלב 600
גרםפולרטי חטיפי קרח 400 מ"ל ורוד ממרח נוטלה טבעוני 350 גרם טבלת פררו רושר שוקולד מריר 70% 90 גרם ביצת קינדר קלאסי שלישייה 60 גרם מסטיק אגוגו בטעם פירות 40 יחידות 330 גרם
ריצ סנדביץ גליל בטעם גבינה 91
גרםמרשמלו כובע כחול לבן 500 גרם מרשמלו מיני כחול פיני 500 ג מרשמלו מיני ורוד פיני 500 ג מרשמלו גולף כחול 500 גרם מרשמלו גולף אדום 500 גרם סוכריות סודה בצורת טטריס 216 גרם
סוכריות סודה בצורת כלי עבודה 216
גרםסוויטאנגו אבקה להכנת אייס קפה 250 גרם סוויטאנגו ממתיק 700 גרם סוכריות סודה בצורת חותמת 198 גרם סוכריות סודה בצורת פיצה 180 גרם מרשמלו חטיפי העמק 30 גרם ממרח תמרים 450 גרם קליית גת
שקית
ההפתעות ממתקים "חגשבי" בינוניטרנד לארבי מנגו וקשיו 28ג' טרנד לארבי תות שלם מיובש לבן 60ג' טרנד לארבי תות שלם מיובש שוקו 60ג' טרנד לארבי תות שלם מיובש מאצ'ה 60ג' מארז ממתקים שקית הפתעה טסהג'מבו
טורטילה צ'יפס בטעם גבינת נאצ'ו 100 גרם
ג'מבו טורטילה צ'יפס בטעם ברביקיו 100 גרם שקית שימחת תורה בינוניתתערובת להכנת צ'ורוס 500ג' פילסברי קרם גבינת שמנת 453 גרם פילסברי ציפוי קרמל מלוח 453ג'
פילסברי קרם
קרמל 453 גרם
פילסברי ציפוי וניל ל.ת.סוכר 454ג' ריסז רוטב ח.בוטנים 198ג' קינדר הפי היפו חמישייה 105 גרם צ'יטוס מק אנד צ'יז פליימינג הוט 160ג' הריבו קינדר מיקס 375ג' הריבו לשון תוססת ל. ג'לטין 185ג'
מסטיק מנטוס תות
שדה חמוץ 60 גרם
מסטיק מנטוס תפוח ירוק חמוץ 60 גרם אוראו עוגה סנדביץ שוקולד תפוז 88 גרם ריצ סנדביץ דאבל גבינה 67 גרם ריצ סנדביץ דאבל לימון 67 גרם ריצ סנדביץ גבינה מלוחה 67 גרם
אוראו קופסא עוגת יומולדת 97
גרםאוראו תות שדה 97 גרם אמ אנד אמס שוקו חום 363ג'- K אמ אנד אמס צהוב בוטנים 125ג' אמ אנד אמס קריספי כחול 309ג' אמ אנד אמס פאוצ' חום 125ג'- K פופפולי פופקורן 240 גרם צדר חלפיניו
פופפולי פופקורן 240 גרם
מתוק מלוחפופפולי פופקורן 240 גרם מרשמלו פופפולי פופקורן 240 גרם חמאה סינמה פופפולי פופקורן 240 גרם טבעי פופפולי פופקורן 240 גרם חמאה אורגני פופפולי פופקורן 240 גרם מלח ים
פופפולי פופקורן 240 גרם מלח ים
ופלפלפופפולי פופקורן 240 גרם קרמל מלוח פופפולי פופקורן 240 גרם צדר לבן פופפולי פופקורן 240 גרם צדר צהוב פופפולי פופקורן 240 גרם חמאה מופחת שומן פופפולי פופקורן 240 גרם חמאה
פופפולי פופקורן 240 גרם קינמון
טוסטפופפולי פופקורן 240 גרם צדר חריף נסטלה 8יח אבקת שוקו מרשמלו 193.6ג' צ'ופה צ'ופס שערות סבתא מסטיק בטעם אבטיח 11 גרם צופה צופס שערות סבתא מסטיק בטעם פירות 11 גרם לקקן ג'ל לב תות 156 גרם
לקקן
ג'ל בטעם אבטיח 156 גרם
לקקן ג'ל בטעם קולה 156 גרם לקקן בטעם גלידת שוקו קרמל 200 גרם לקקן ברווזון בטעם תות שדה 240 גרם מארז 8 יח' לקקן ברבי 80 גרם מארז לקקן בטעם גלידת תות 200 גרם לקקן ברבי 13 גרם
מייק
אנד אייק פטל כחול חמוץ 120 גרם
ROVELLI שוקולד בעיצוב דבורה פרלינים 800 גרם ROVELLI שוקולד חג שמח חום זהב חלב פרלינים 800 גרם שופר פלסטיק טבעי 22 ס"מ צלחת "8 שנה טובה - 10 יח'
צלחת "10 שנה טובה